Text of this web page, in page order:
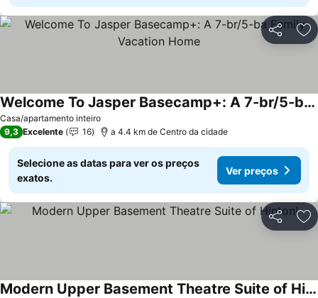
Partilhar
Casa/apartamento inteiro
Welcome To Jasper Basecamp+: A 7-br/5-ba Family Vacation Home
9,3 Excelente 16 a 4.4 km de Centro da cidade
Selecione as datas para ver os preços
exatos.
Ver preços
Partilhar
Modern Upper Basement Theatre Suite of Hinton!